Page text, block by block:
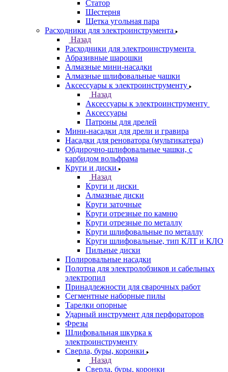
Статор
Шестерня
Щетка угольная пара
Расходники для электроинструмента
Назад
Расходники для электроинструмента
Абразивные шарошки
Алмазные мини-насадки
Алмазные шлифовальные чашки
Аксессуары к электроинструменту
Назад
Аксессуары к электроинструменту
Аксессуары
Патроны для дрелей
Мини-насадки для дрели и гравира
Насадки для реноватора (мультикатера)
Обдирочно-шлифовальные чашки, с
карбидом вольфрама
Круги и диски
Назад
Круги и диски
Алмазные диски
Круги заточные
Круги отрезные по камню
Круги отрезные по металлу
Круги шлифовальные по металлу
Круги шлифовальные, тип КЛТ и КЛО
Пильные диски
Полировальные насадки
Полотна для электролобзиков и сабельных
электропил
Принадлежности для сварочных работ
Сегментные наборные пилы
Тарелки опорные
Ударный инструмент для перфораторов
Фрезы
Шлифовальная шкурка к
электроинструменту
Сверла, буры, коронки
Назад
Сверла, буры, коронки